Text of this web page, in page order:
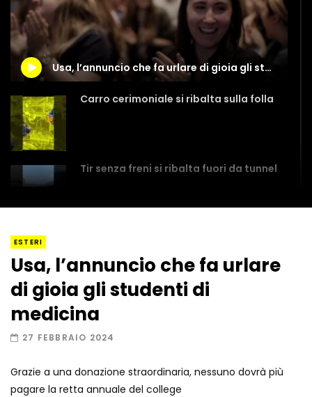
Usa, l’annuncio che fa urlare di gioia gli studenti di medicina
Carro cerimoniale si ribalta sulla folla
Tir senza freni si ribalta fuori da tunnel
Amiocuggino fa saltare in aria il drone
Record di baci in 30 secondi
ESTERI
Usa, l’annuncio che fa urlare
di gioia gli studenti di
medicina
27 FEBBRAIO 2024
Grazie a una donazione straordinaria, nessuno dovrà più
pagare la retta annuale del college